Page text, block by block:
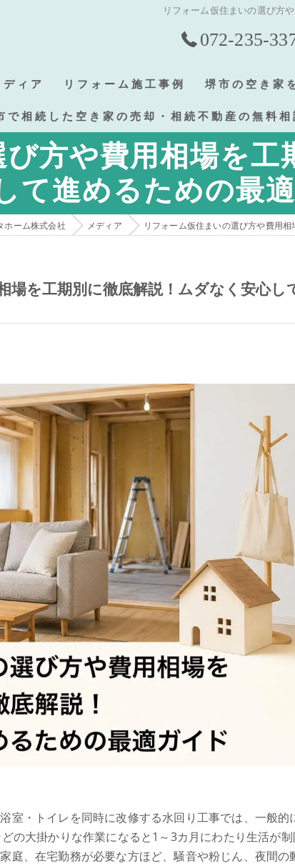
リフォーム仮住まいの選び方
072-235-
ディア リフォーム施工事例 堺市の空き家
で相続した空き家の売却・相続不動産の無料相
方や費用相場を工
て進めるための最
ホーム株式会社 メディア リフォーム仮住まいの選び方や費用
場を工期別に徹底解説！ムダなく安心し
室・トイレを同時に改修する水回り工事では、一般的
の大掛かりな作業になると1～3カ月にわたり生活が制
庭、在宅勤務が必要な方ほど、騒音や粉じん、夜間の